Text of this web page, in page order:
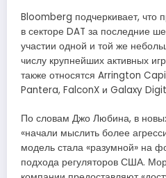
Bloomberg подчеркивает, что
в секторе DAT за последние
участии одной и той же
числу крупнейших активных
также относятся Arrington
Pantera, FalconX и Galaxy
По словам Джо Любина, в
«начали мыслить более
модель стала «разумной» на
подхода регуляторов США.